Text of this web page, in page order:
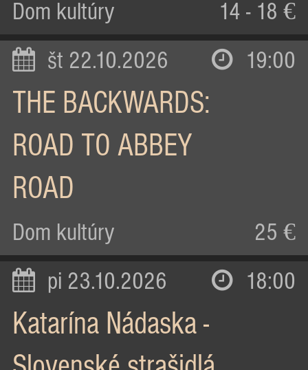
Dom kultúry 14 - 18 €
št 22.10.2026 19:00
THE BACKWARDS:
ROAD TO ABBEY
ROAD
Dom kultúry 25 €
pi 23.10.2026 18:00
Katarína Nádaska -